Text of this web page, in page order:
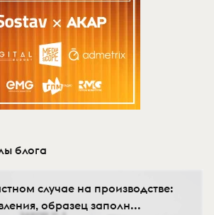
блога
случае на производстве:
образец заполн...